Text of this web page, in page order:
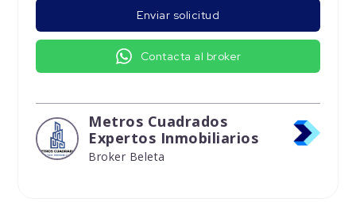
Enviar solicitud
Contacta al broker
Metros Cuadrados
Expertos Inmobiliarios
Broker Beleta